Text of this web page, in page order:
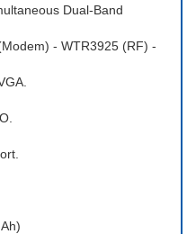
Dual-Band
- WTR3925 (RF) -